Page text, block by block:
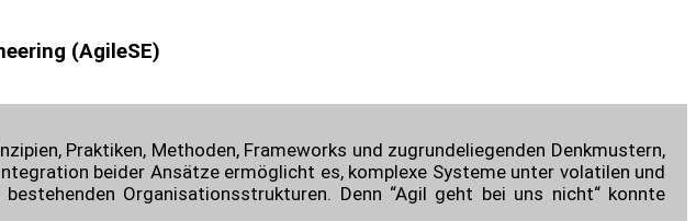
(AgileSE)
Praktiken, Methoden, Frameworks und zugrundeliegenden Denkmustern,
beider Ansätze ermöglicht es, komplexe Systeme unter volatilen und
Organisationsstrukturen. Denn “Agil geht bei uns nicht“ konnte